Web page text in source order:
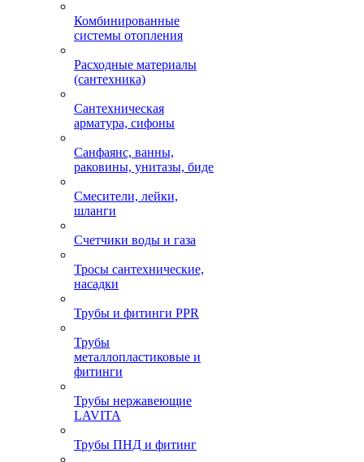
Комбинированные
системы отопления
Расходные материалы
(сантехника)
Сантехническая
арматура, сифоны
Санфаянс, ванны,
раковины, унитазы, биде
Смесители, лейки,
шланги
Счетчики воды и газа
Тросы сантехнические,
насадки
Трубы и фитинги PPR
Трубы
металлопластиковые и
фитинги
Трубы нержавеющие
LAVITA
Трубы ПНД и фитинг